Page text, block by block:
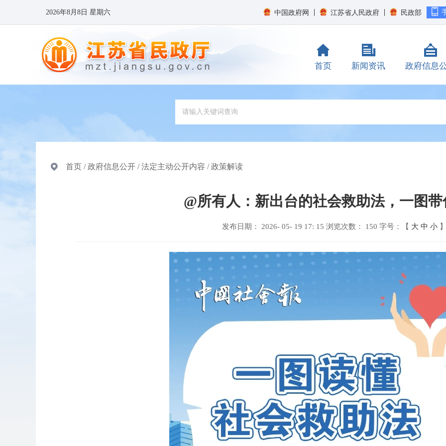
2026年8月8日 星期六 中国政府网 江苏省人民政府 民政部
首页 新闻资讯 政府信息
首页 /政府信息公开 /法定主动公开内容 /政策解读
@所有人：新出台的社会救助法，一图
发布日期： 2026- 05- 19 17: 15 浏览次数： 150 字号：【 大 中 小